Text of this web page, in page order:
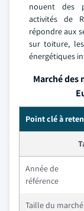
nouent des
activités de
répondre aux
sur toiture,
énergétiques
Marché
Point clé à
Année de
référence
Taille du marché